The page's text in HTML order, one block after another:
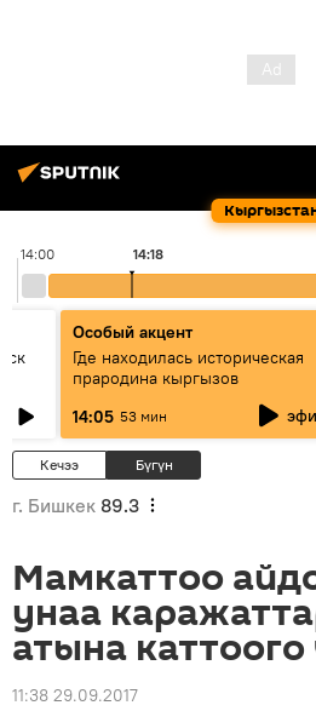
14:00 14:18
Особый акцент
Где находилась историческая
прародина кыргызов
14:05 53 мин
Кечээ Бүгүн
г. Бишкек 89.3
Мамкаттоо
унаа
атына
11:38 29.09.2017